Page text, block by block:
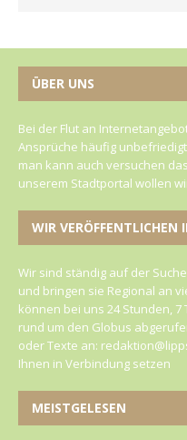
ÜBER UNS
Bei der Flut an
Ansprüche häufig
man kann auch versuchen
unserem Stadtportal wollen
WIR VERÖFFENTLICHEN
Wir sind ständig auf der
und bringen sie Regional an
können bei uns 24 Stunden, 7
rund um den Globus
oder Texte an:
Ihnen in Verbindung setzen
MEISTGELESEN